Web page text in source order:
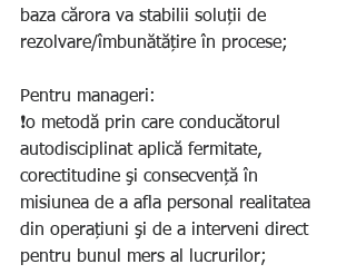
baza cărora va stabilii soluții de
rezolvare/îmbunătățire în procese;
Pentru manageri:
❗️o metodă prin care conducătorul
autodisciplinat aplică fermitate,
corectitudine şi consecvență în
misiunea de a afla personal realitatea
din operațiuni şi de a interveni direct
pentru bunul mers al lucrurilor;